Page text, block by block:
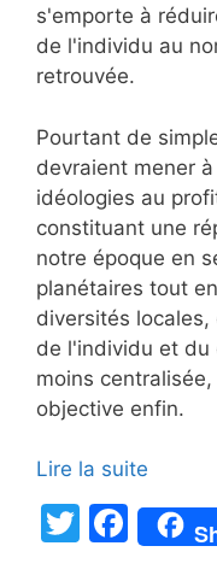
s'emporte à
de l'individu au
retrouvée.
Pourtant de
devraient mener
idéologies au
constituant une
notre époque en
planétaires tout
diversités
de l'individu et du
moins
objective enfin.
Lire la suite
T
F
a